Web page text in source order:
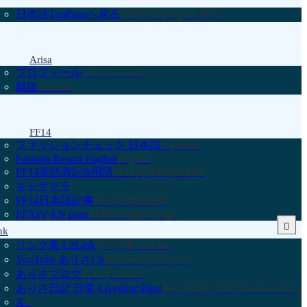
日本語TopPageへ戻る 日本語TopPageへ戻る
Arisa
プロフィールプロフィール
雑談chitchat
FF14
ファッションチェック 日本語Japanese
Fashion Report EnglishEnglish
FF14英語表記&用語FF14英語表記&用語
ギャザクラ
FF14日本語記事FF14日本語記事
FFXIV EN pageFFXIV English page
リンク集 LitLink リンク集 LitLink
YouTube ありさChYouTube ありさCh
ありさブログありさブログ
ありさ日記 日常 Livedoor Blogありさ日記 日常 Livedoor Blog
XX